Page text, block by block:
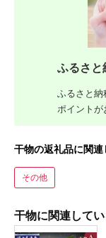
ふるさと
ふるさと納
ポイントが
干物の返礼品に関連
その他
干物に関連して